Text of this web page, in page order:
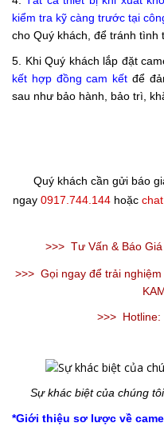
kiểm tra kỹ càng trước tại
cho Quý khách, để tránh tình
5. Khi Quý khách lắp đặt
kết hợp đồngcam kết để
sau như bảo hành, bảo trì,
Quý khách cần gửi báo
ngay 0917.744.144 hoặc
>>> Tư Vấn & Báo
>>> Gọi ngay để trải
>>> Hotline:
Sự khác biệt của chúng
*Giới thiệu sơ lược về